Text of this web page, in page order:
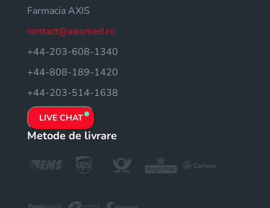
Farmacia AXIS
contact@axismed.ro
+44-203-608-1340
+44-808-189-1420
+44-203-514-1638
LIVE CHAT
Metode de livrare